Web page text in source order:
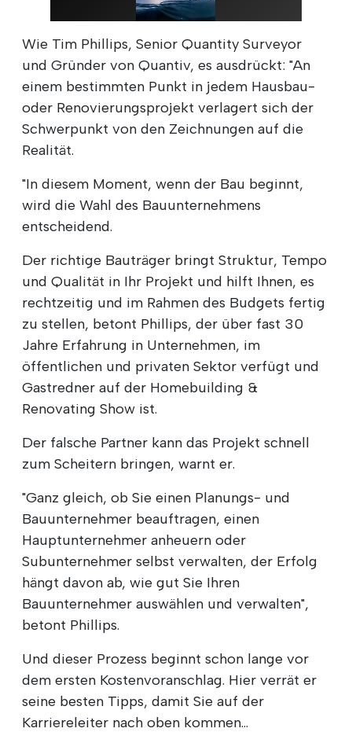
Wie Tim Phillips, Senior Quantity Surveyor
und Gründer von Quantiv, es ausdrückt: "An
einem bestimmten Punkt in jedem Hausbau-
oder Renovierungsprojekt verlagert sich der
Schwerpunkt von den Zeichnungen auf die
Realität.
"In diesem Moment, wenn der Bau beginnt,
wird die Wahl des Bauunternehmens
entscheidend.
Der richtige Bauträger bringt Struktur, Tempo
und Qualität in Ihr Projekt und hilft Ihnen, es
rechtzeitig und im Rahmen des Budgets fertig
zu stellen, betont Phillips, der über fast 30
Jahre Erfahrung in Unternehmen, im
öffentlichen und privaten Sektor verfügt und
Gastredner auf der Homebuilding &
Renovating Show ist.
Der falsche Partner kann das Projekt schnell
zum Scheitern bringen, warnt er.
"Ganz gleich, ob Sie einen Planungs- und
Bauunternehmer beauftragen, einen
Hauptunternehmer anheuern oder
Subunternehmer selbst verwalten, der Erfolg
hängt davon ab, wie gut Sie Ihren
Bauunternehmer auswählen und verwalten",
betont Phillips.
Und dieser Prozess beginnt schon lange vor
dem ersten Kostenvoranschlag. Hier verrät er
seine besten Tipps, damit Sie auf der
Karriereleiter nach oben kommen...